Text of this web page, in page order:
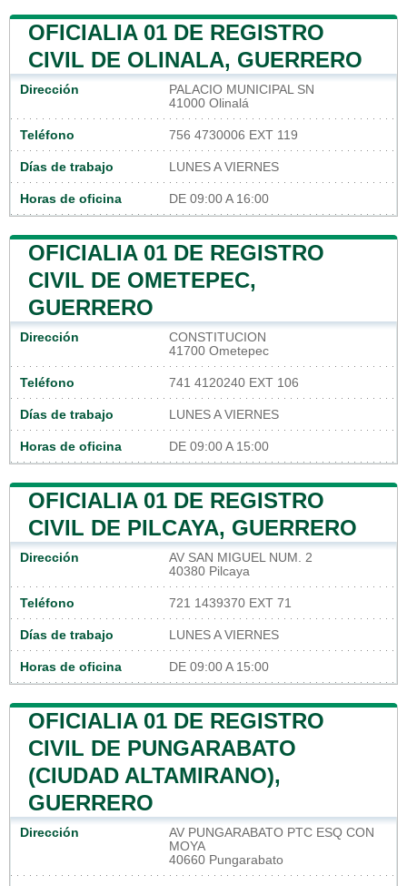
OFICIALIA 01 DE REGISTRO
CIVIL DE OLINALA, GUERRERO
Dirección
PALACIO MUNICIPAL SN
41000 Olinalá
Teléfono 756 4730006 EXT 119
Días de trabajo LUNES A VIERNES
Horas de oficina DE 09:00 A 16:00
OFICIALIA 01 DE REGISTRO
CIVIL DE OMETEPEC,
GUERRERO
Dirección
CONSTITUCION
41700 Ometepec
Teléfono 741 4120240 EXT 106
Días de trabajo LUNES A VIERNES
Horas de oficina DE 09:00 A 15:00
OFICIALIA 01 DE REGISTRO
CIVIL DE PILCAYA, GUERRERO
Dirección
AV SAN MIGUEL NUM. 2
40380 Pilcaya
Teléfono 721 1439370 EXT 71
Días de trabajo LUNES A VIERNES
Horas de oficina DE 09:00 A 15:00
OFICIALIA 01 DE REGISTRO
CIVIL DE PUNGARABATO
(CIUDAD ALTAMIRANO),
GUERRERO
Dirección
AV PUNGARABATO PTC ESQ CON
MOYA
40660 Pungarabato